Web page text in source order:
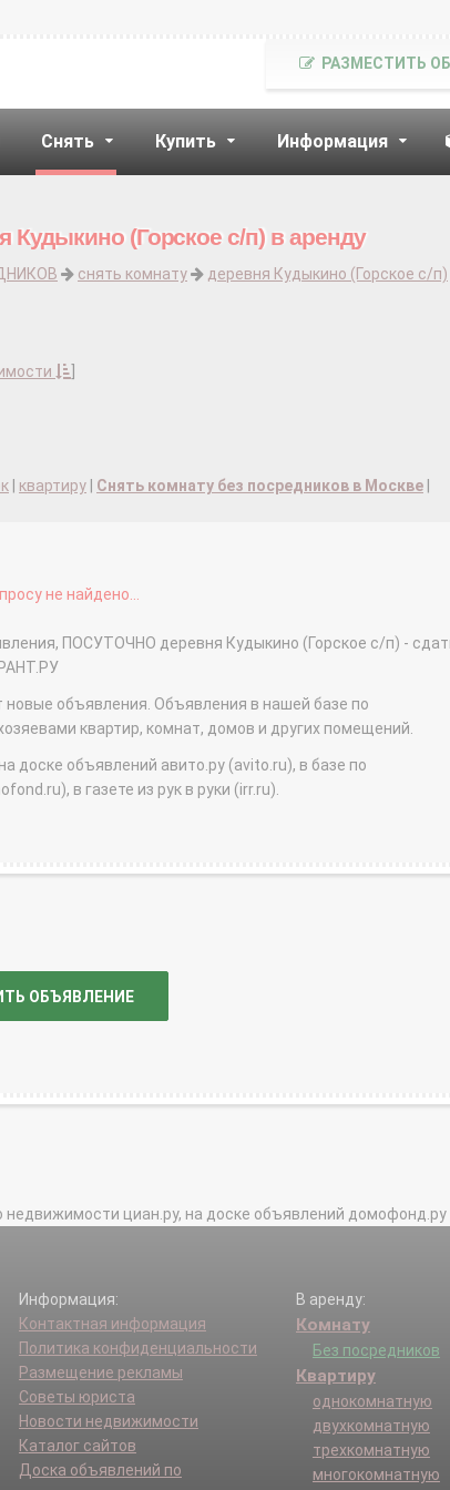
Снять Купить Информация
РАЗМЕСТИТЬ
Кудыкино (Горское с/п) в аренду
снять комнату
деревня Кудыкино (Горское с/п)
квартиру Снять комнату без посредников в Москве
не найдено...
ПОСУТОЧНО деревня Кудыкино (Горское с/п) -
новые объявления. Объявления в нашей базе по
квартир, комнат, домов и других помещений.
объявлений авито.ру (avito.ru), в базе по
в газете из рук в руки (irr.ru).
ОБЪЯВЛЕНИЕ
циан.ру, на доске объявлений домофонд.ру
Информация:
Контактная информация
Политика конфиденциальности
Размещение рекламы
Советы юриста
Новости недвижимости
Каталог сайтов
Доска объявлений по
В аренду:
Комнату
Без посредников
Квартиру
однокомнатную
двухкомнатную
трехкомнатную
многокомнатную